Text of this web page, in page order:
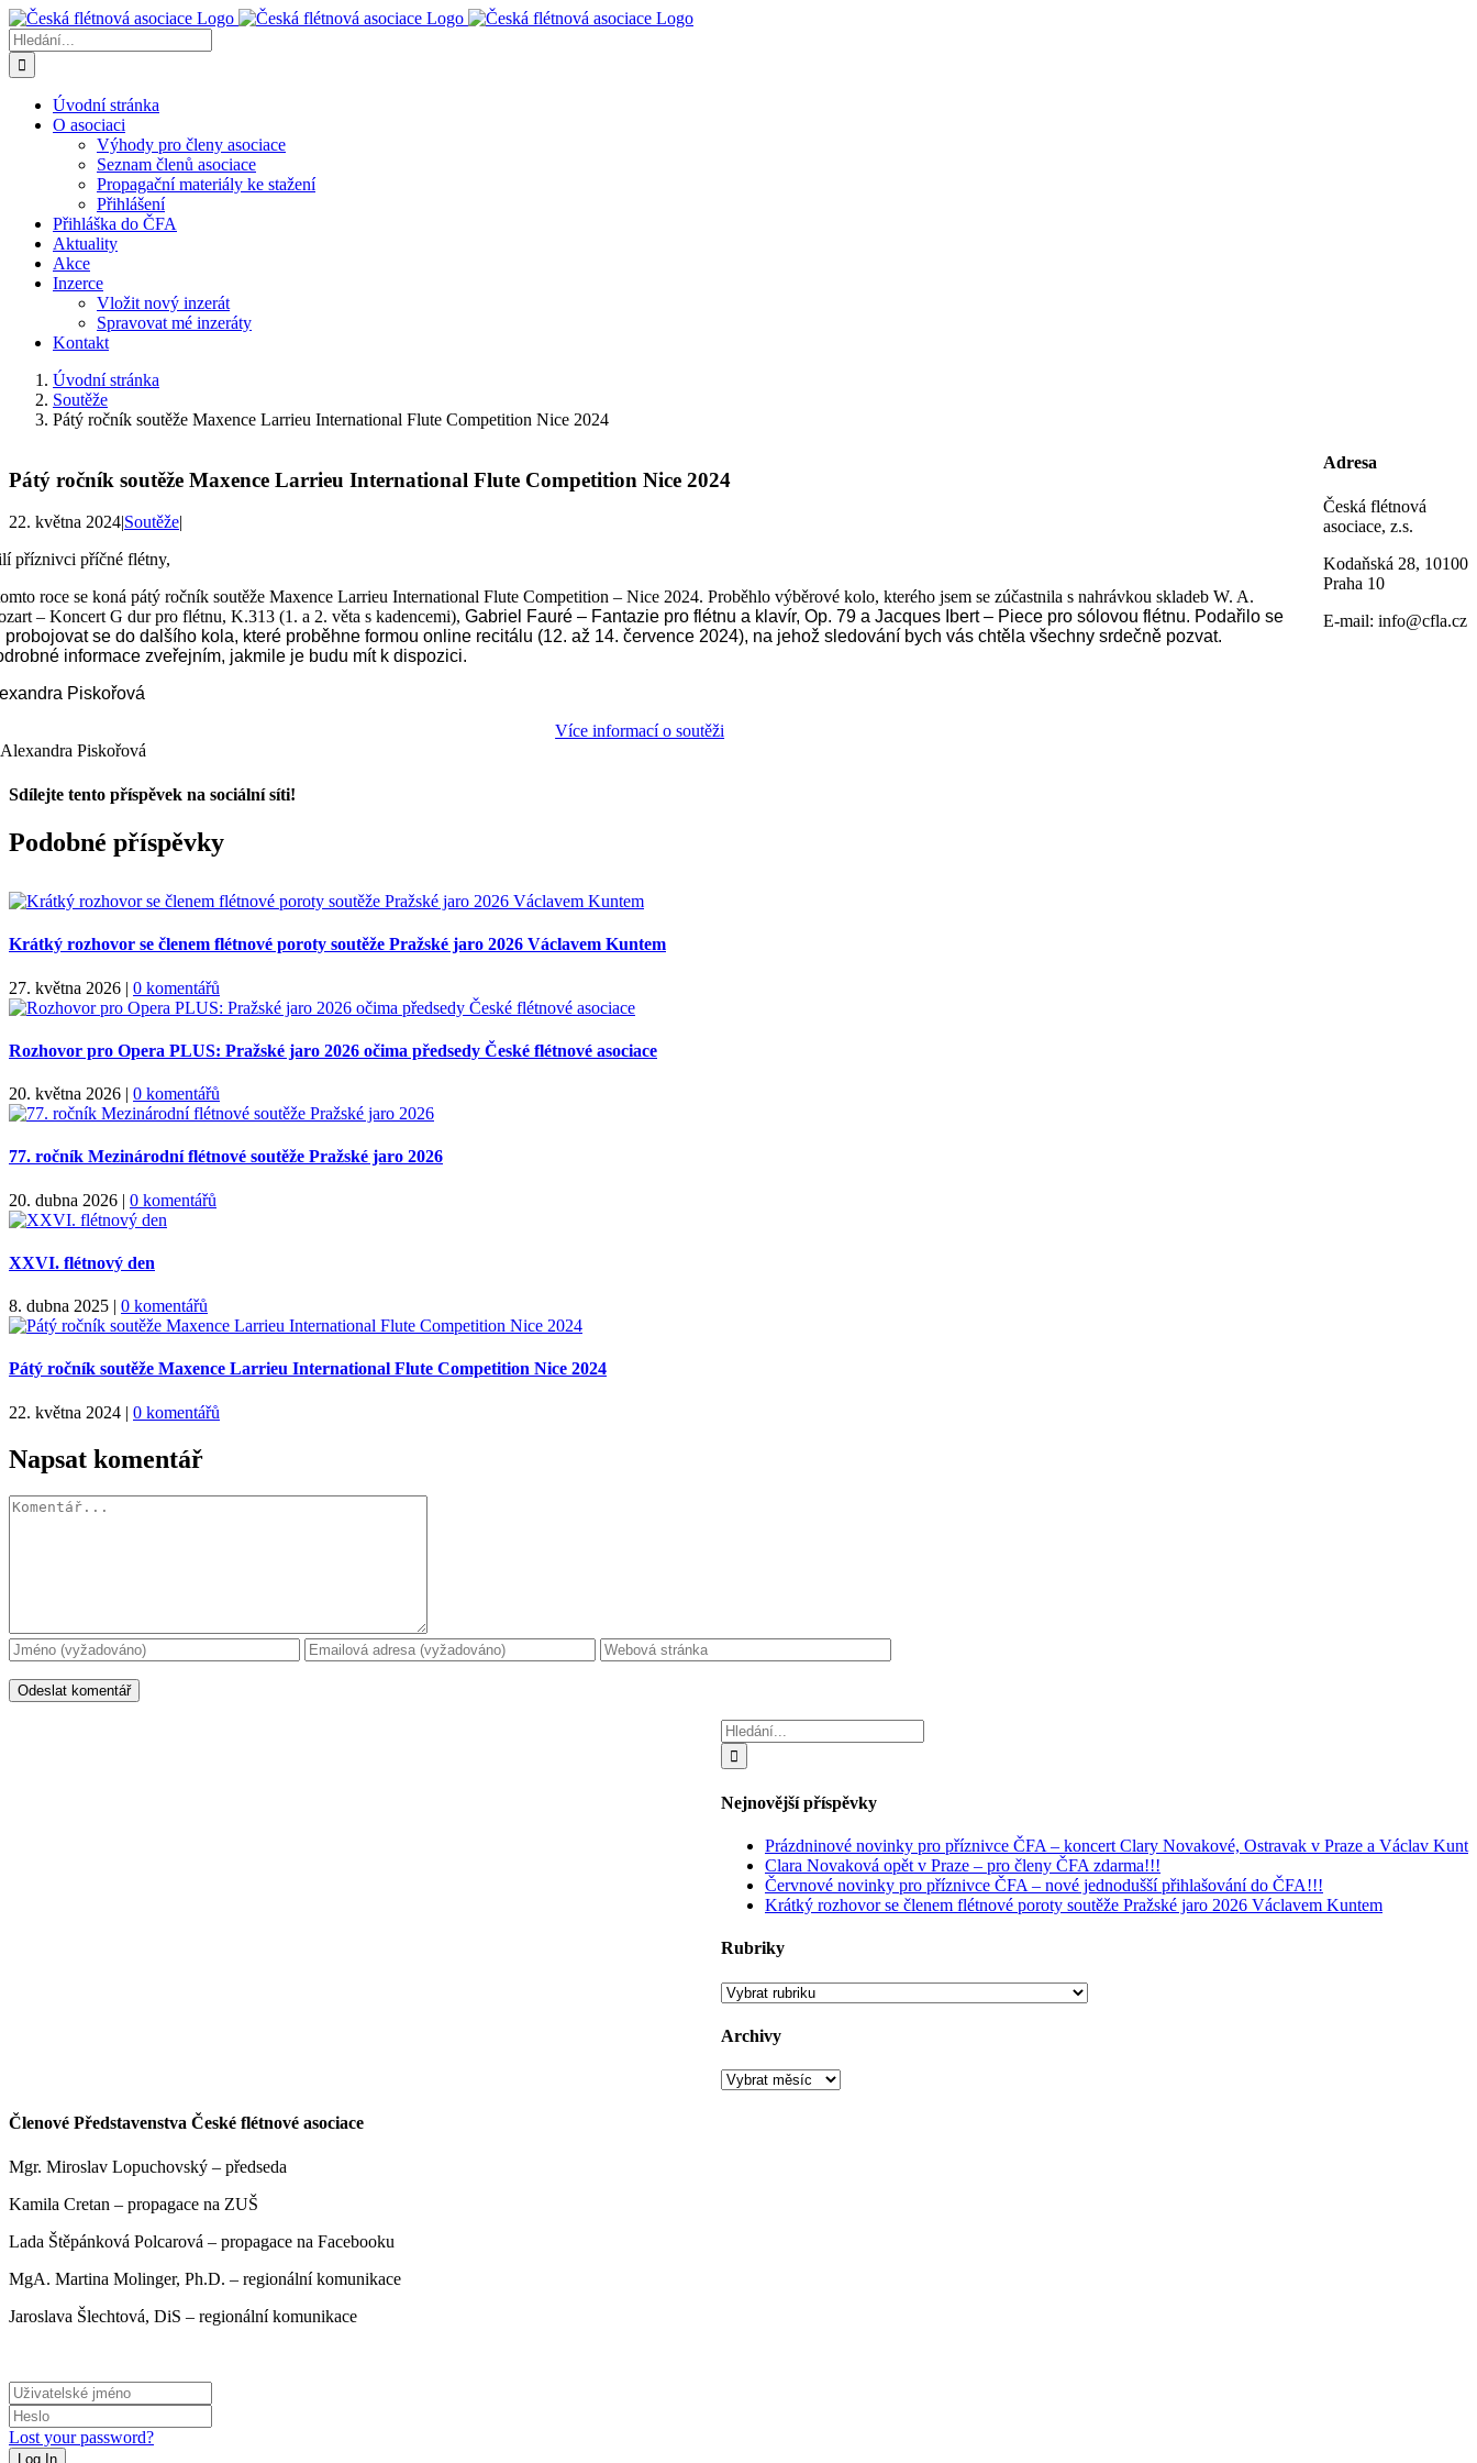
Přeskočit
na
obsah
Hledat:
Úvodní stránka
O asociaci
Výhody pro členy asociace
Seznam členů asociace
Propagační materiály ke stažení
Přihlášení
Přihláška do ČFA
Aktuality
Akce
Inzerce
Vložit nový inzerát
Spravovat mé inzeráty
Kontakt
Úvodní stránka
Soutěže
Pátý ročník soutěže Maxence Larrieu International Flute Competition Nice 2024
Pátý ročník soutěže Maxence Larrieu International Flute Competition Nice 2024
22. května 2024|Soutěže|
příznivci příčné flétny,
roce se koná pátý ročník soutěže Maxence Larrieu International Flute Competition – Nice 2024. Proběhlo výběrové kolo, kterého jsem se zúčastnila s nahrávkou skladeb W. A.
– Koncert G dur pro flétnu, K.313 (1. a 2. věta s kadencemi),Gabriel Fauré – Fantazie pro flétnu a klavír, Op. 79 aJacques Ibert – Piece pro sólovou flétnu. Podařilo se
probojovat se do dalšího kola, které proběhne formou online recitálu (12. až 14. července 2024), na jehož sledování bych vás chtěla všechny srdečně pozvat.
informace zveřejním, jakmile je budu mít k dispozici.
Piskořová
Více informací o soutěži
Sdílejte tento příspěvek na sociální síti!
Facebook
X
WhatsApp
Podobné příspěvky
Krátký rozhovor se členem flétnové poroty soutěže Pražské jaro 2026 Václavem Kuntem
27. května 2026 | 0 komentářů
Rozhovor pro Opera PLUS: Pražské jaro 2026 očima předsedy České flétnové asociace
20. května 2026 | 0 komentářů
77. ročník Mezinárodní flétnové soutěže Pražské jaro 2026
20. dubna 2026 | 0 komentářů
XXVI. flétnový den
8. dubna 2025 | 0 komentářů
Pátý ročník soutěže Maxence Larrieu International Flute Competition Nice 2024
22. května 2024 | 0 komentářů
Napsat komentář
Komentář
Hledat:
Nejnovější příspěvky
Prázdninové novinky pro příznivce ČFA – koncert Clary Novakové, Ostravak v Praze a Václav Kunt
Clara Novaková opět v Praze – pro členy ČFA zdarma!!!
Červnové novinky pro příznivce ČFA – nové jednodušší přihlašování do ČFA!!!
Krátký rozhovor se členem flétnové poroty soutěže Pražské jaro 2026 Václavem Kuntem
Rubriky
Rubriky
Archivy
Archivy
Adresa
Česká flétnová
asociace, z.s.
Kodaňská 28, 10100
Praha 10
E-mail: info@cfla.cz
Členové Představenstva České flétnové asociace
Mgr. Miroslav Lopuchovský – předseda
Kamila Cretan – propagace na ZUŠ
Lada Štěpánková Polcarová – propagace na Facebooku
MgA. Martina Molinger, Ph.D. – regionální komunikace
Jaroslava Šlechtová, DiS – regionální komunikace
Lost your password?